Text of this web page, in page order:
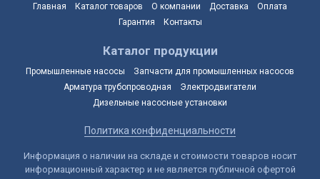
Главная Каталог товаров О компании Доставка
Оплата
Гарантия
Контакты
Каталог продукции
Промышленные насосы
Запчасти для промышленных насосов
Арматура трубопроводная
Электродвигатели
Дизельные насосные установки
Политика конфиденциальности
Информация о наличии на складе и стоимости товаров носит
информационный характер и не является публичной офертой